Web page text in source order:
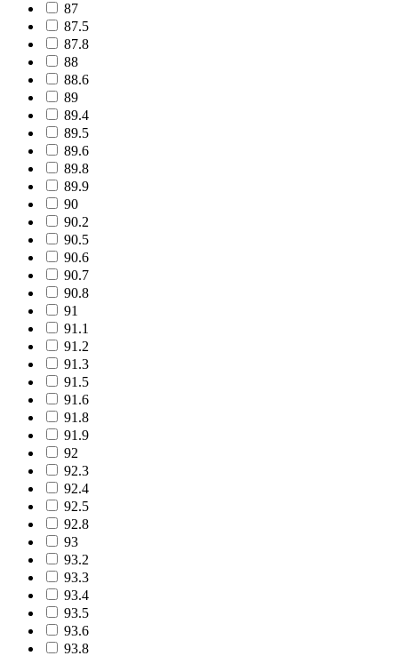
87
87.5
87.8
88
88.6
89
89.4
89.5
89.6
89.8
89.9
90
90.2
90.5
90.6
90.7
90.8
91
91.1
91.2
91.3
91.5
91.6
91.8
91.9
92
92.3
92.4
92.5
92.8
93
93.2
93.3
93.4
93.5
93.6
93.8